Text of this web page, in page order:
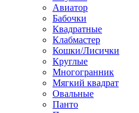
Авиатор
Бабочки
Квадратные
Клабмастер
Кошки/Лисички
Круглые
Многогранник
Мягкий квадрат
Овальные
Панто